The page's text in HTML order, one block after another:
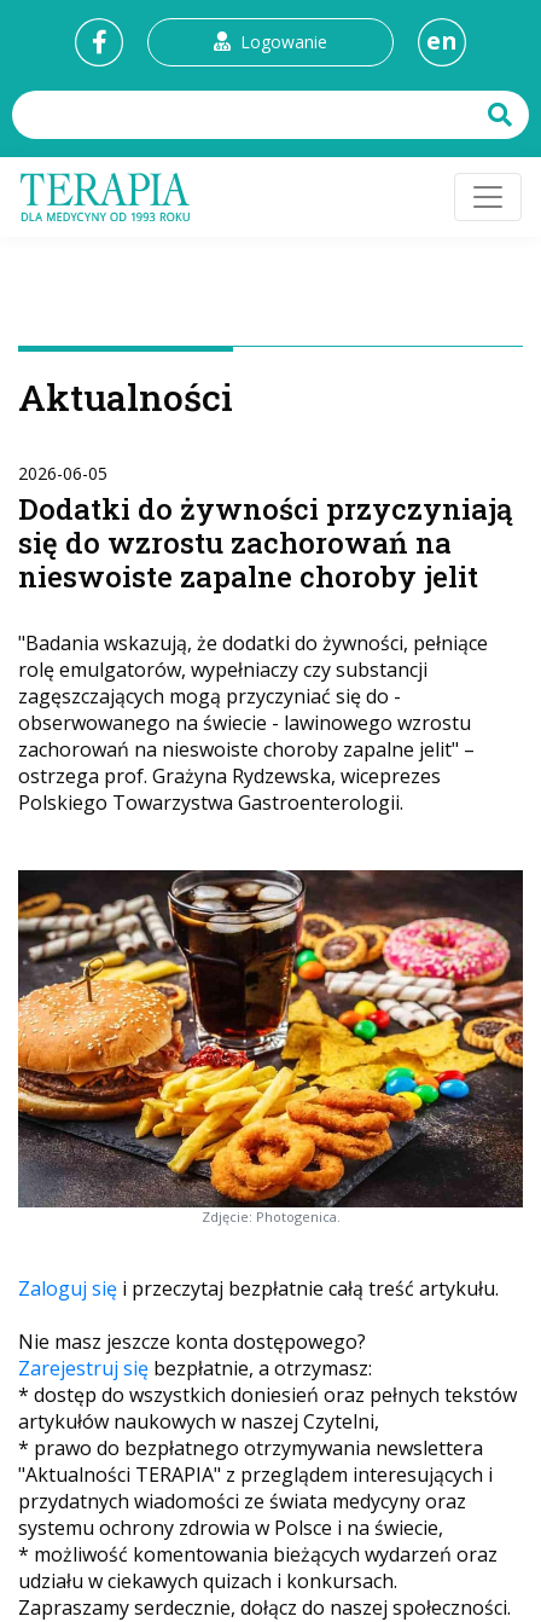
Logowanie en
Aktualności
2026-06-05
Dodatki do żywności przyczyniają
się do wzrostu zachorowań na
nieswoiste zapalne choroby jelit
"Badania wskazują, że dodatki do żywności, pełniące
rolę emulgatorów, wypełniaczy czy substancji
zagęszczających mogą przyczyniać się do -
obserwowanego na świecie - lawinowego wzrostu
zachorowań na nieswoiste choroby zapalne jelit" –
ostrzega prof. Grażyna Rydzewska, wiceprezes
Polskiego Towarzystwa Gastroenterologii.
Zdjęcie: Photogenica.
Zaloguj się i przeczytaj bezpłatnie całą treść artykułu.
Nie masz jeszcze konta dostępowego?
Zarejestruj się bezpłatnie, a otrzymasz:
* dostęp do wszystkich doniesień oraz pełnych tekstów
artykułów naukowych w naszej Czytelni,
* prawo do bezpłatnego otrzymywania newslettera
"Aktualności TERAPIA" z przeglądem interesujących i
przydatnych wiadomości ze świata medycyny oraz
systemu ochrony zdrowia w Polsce i na świecie,
* możliwość komentowania bieżących wydarzeń oraz
udziału w ciekawych quizach i konkursach.
Zapraszamy serdecznie, dołącz do naszej społeczności.